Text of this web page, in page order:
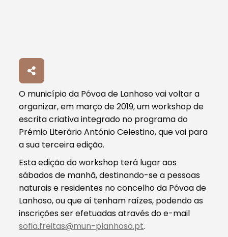
O município da Póvoa de Lanhoso vai voltar a
organizar, em março de 2019, um workshop de
escrita criativa integrado no programa do
Prémio Literário António Celestino, que vai para
a sua terceira edição.
Esta edição do workshop terá lugar aos
sábados de manhã, destinando-se a pessoas
naturais e residentes no concelho da Póvoa de
Lanhoso, ou que aí tenham raízes, podendo as
inscrições ser efetuadas através do e-mail
sofia.freitas@mun-planhoso.pt.